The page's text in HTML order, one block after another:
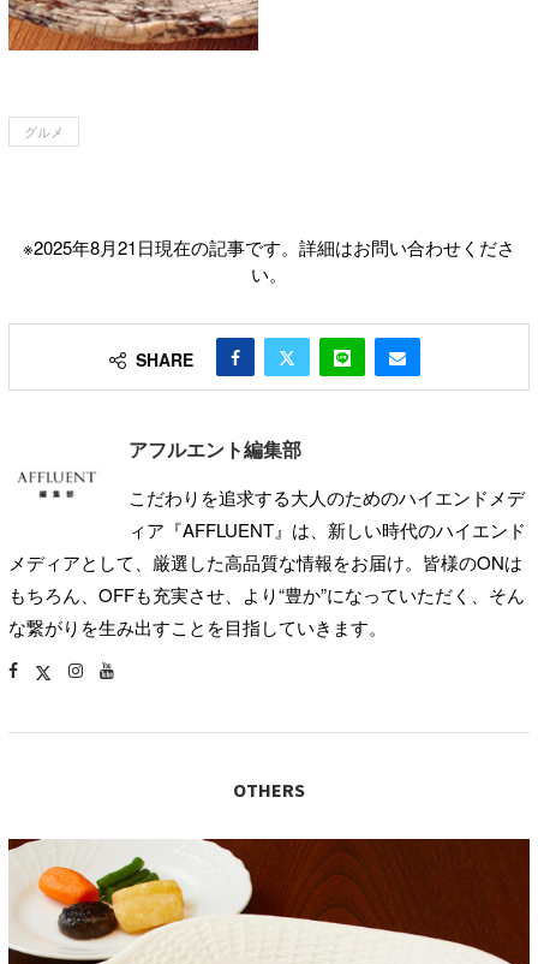
グルメ
※2025年8月21日現在の記事です。詳細はお問い合わせくださ
い。
SHARE
アフルエント編集部
こだわりを追求する大人のためのハイエンドメデ
ィア『AFFLUENT』は、新しい時代のハイエンド
メディアとして、厳選した高品質な情報をお届け。皆様のONは
もちろん、OFFも充実させ、より“豊か”になっていただく、そん
な繋がりを生み出すことを目指していきます。
OTHERS